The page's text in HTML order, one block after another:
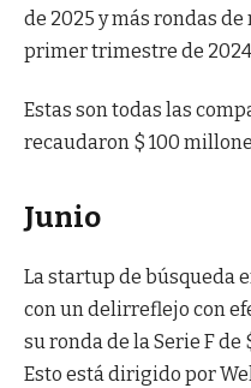
de 2025 y más rondas de
primer trimestre de
Estas son todas las
recaudaron $ 100
Junio
La startup de búsqueda
con un delirreflejo con
su ronda de la Serie F de
Esto está dirigido por